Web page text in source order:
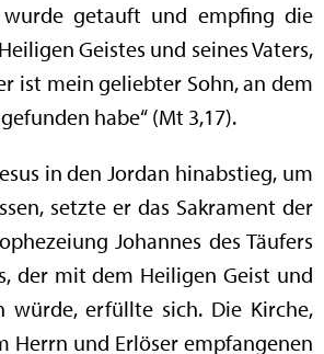
wurde getauft und empfing die
Geistes und seines Vaters,
ist mein geliebter Sohn, an dem
habe“ (Mt 3,17).
in den Jordan hinabstieg, um
setzte er das Sakrament der
Johannes des Täufers
der mit dem Heiligen Geist und
würde, erfüllte sich. Die Kirche,
Herrn und Erlöser empfangenen